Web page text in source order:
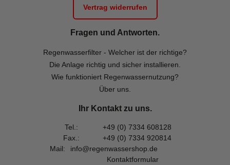
Vertrag widerrufen
Fragen und Antworten.
Regenwasserfilter - Welcher ist der richtige?
Die Anlage richtig und sicher installieren.
Wie funktioniert Regenwassernutzung?
Über uns.
Ihr Kontakt zu uns.
Tel.:
+49 (0) 7334 608128
Fax.:
+49 (0) 7334 920814
Mail:
info@regenwassershop.de
Kontaktformular